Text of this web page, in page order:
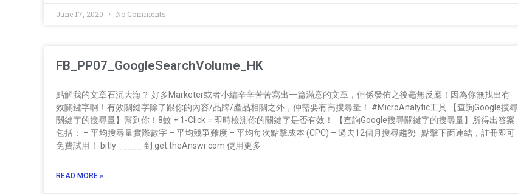
June 17, 2020 No Comments
FB_PP07_GoogleSearchVolume_HK
點解我的文章石沉大海？ 好多Marketer或者小編辛辛苦苦寫出一篇滿意的文章，但係發佈之後毫無反應！因為你無找出有
效關鍵字啊！有效關鍵字除了跟你的內容/品牌/產品相關之外，仲需要有高搜尋量！ #MicroAnalytic工具 【查詢Google搜尋
關鍵字的搜尋量】幫到你！8蚊 + 1-Click = 即時檢測你的關鍵字是否有效！ 【查詢Google搜尋關鍵字的搜尋量】所得出答案
包括： – 平均搜尋量實際數字 – 平均競爭難度 – 平均每次點擊成本 (CPC) – 過去12個月搜尋趨勢 點擊下面連結，註冊即可
免費試用！ bitly _____ 到 get.theAnswr.com 使用更多
READ MORE »